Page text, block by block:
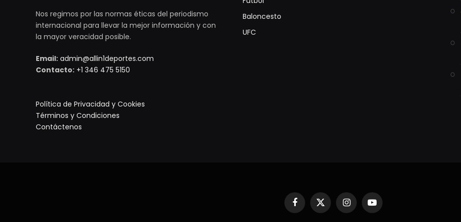
Nos regimos por las normas éticas del periodismo
internacional para llevar la mejor información y con
la mayor veracidad posible.
Email: admin@allin1deportes.com
Contacto: +1 346 475 5150
Política de Privacidad y Cookies
Términos y Condiciones
Contáctenos
Baloncesto
UFC
Facebook
X
(Twitter)
InstagramYouTube